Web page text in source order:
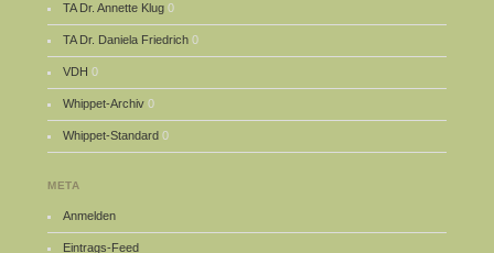
TA Dr. Annette Klug 0
TA Dr. Daniela Friedrich 0
VDH 0
Whippet-Archiv 0
Whippet-Standard 0
META
Anmelden
Eintrags-Feed